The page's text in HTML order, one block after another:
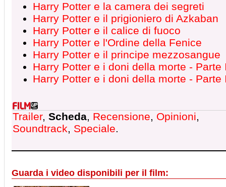
Harry Potter e la camera dei segreti
Harry Potter e il prigioniero di Azkaban
Harry Potter e il calice di fuoco
Harry Potter e l'Ordine della Fenice
Harry Potter e il principe mezzosangue
Harry Potter e i doni della morte - Parte
Harry Potter e i doni della morte - Parte
Trailer, Scheda, Recensione, Opinioni,
Soundtrack, Speciale.
Guarda i video disponibili per il film: